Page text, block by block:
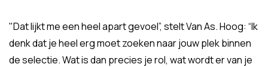
"Dat lijkt me een heel apart gevoel”, stelt Van As. Hoog: “Ik
denk dat je heel erg moet zoeken naar jouw plek binnen
de selectie. Wat is dan precies je rol, wat wordt er van je